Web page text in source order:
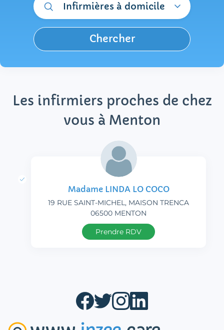
Infirmières à domicile
Chercher
Les infirmiers proches de chez
vous à Menton
Madame LINDA LO COCO
19 RUE SAINT-MICHEL, MAISON TRENCA
06500 MENTON
Prendre RDV